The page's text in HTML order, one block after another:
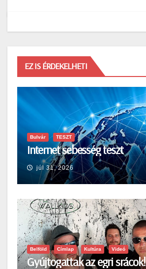
EZ IS ÉRDEKELHETI
Bulvár TESZT
Internet sebesség teszt
júl 31, 2026
Belföld Címlap Kultúra Videó
Gyújtogattak az egri srácok!